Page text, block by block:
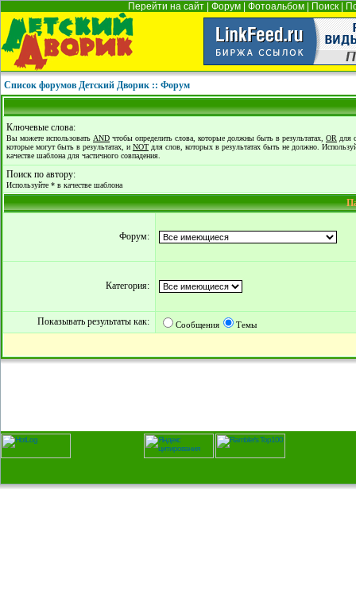
Перейти на сайт Форум Фотоальбом Поиск
Список форумов Детский Дворик :: Форум
Ключевые слова:
Вы можете использовать AND чтобы определить слова, которые должны быть в результатах, OR для
которые могут быть в результатах, и NOT для слов, которых в результатах быть не должно.
качестве шаблона для частичного совпадения.
Поиск по автору:
Используйте * в качестве шаблона
Форум:
Категория:
Показывать результаты как: Сообщения Темы